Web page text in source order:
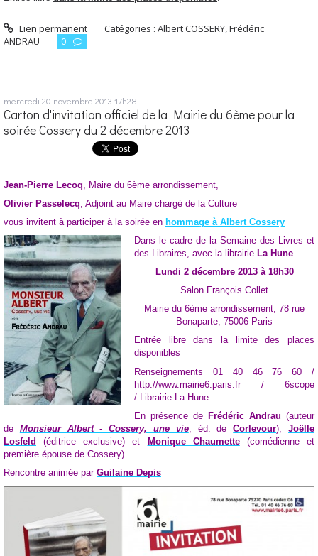
Lien permanent Catégories :Albert COSSERY,Frédéric
ANDRAU
0
mercredi 20 novembre 2013 17h28
Carton d'invitation officiel de la Mairie du 6ème pour la
soirée Cossery du 2 décembre 2013
Jean-Pierre Lecoq , Maire du 6ème arrondissement,
Olivier Passelecq , Adjoint au Maire chargé de la Culture
vous invitent à participer à la soirée en hommage à Albert Cossery
Dans le cadre de la Semaine des Livres et
des Libraires, avec la librairie La Hune
Lundi 2 décembre 2013 à 18h30
Salon François Collet
Mairie du 6ème arrondissement, 78 rue
Bonaparte, 75006 Paris
Entrée libre dans la limite des places
disponibles
Renseignements 01 40 46 76 60 /
http://www.mairie6.paris.fr / 6scope
/ Librairie La Hune
En présence deFrédéric Andrau (auteur
de Monsieur Albert - Cossery, une vie, éd. deCorlevour),Joëlle
Losfeld (éditrice exclusive) et Monique Chaumette(comédienne et
première épouse de Cossery).
Rencontre animée par Guilaine Depis